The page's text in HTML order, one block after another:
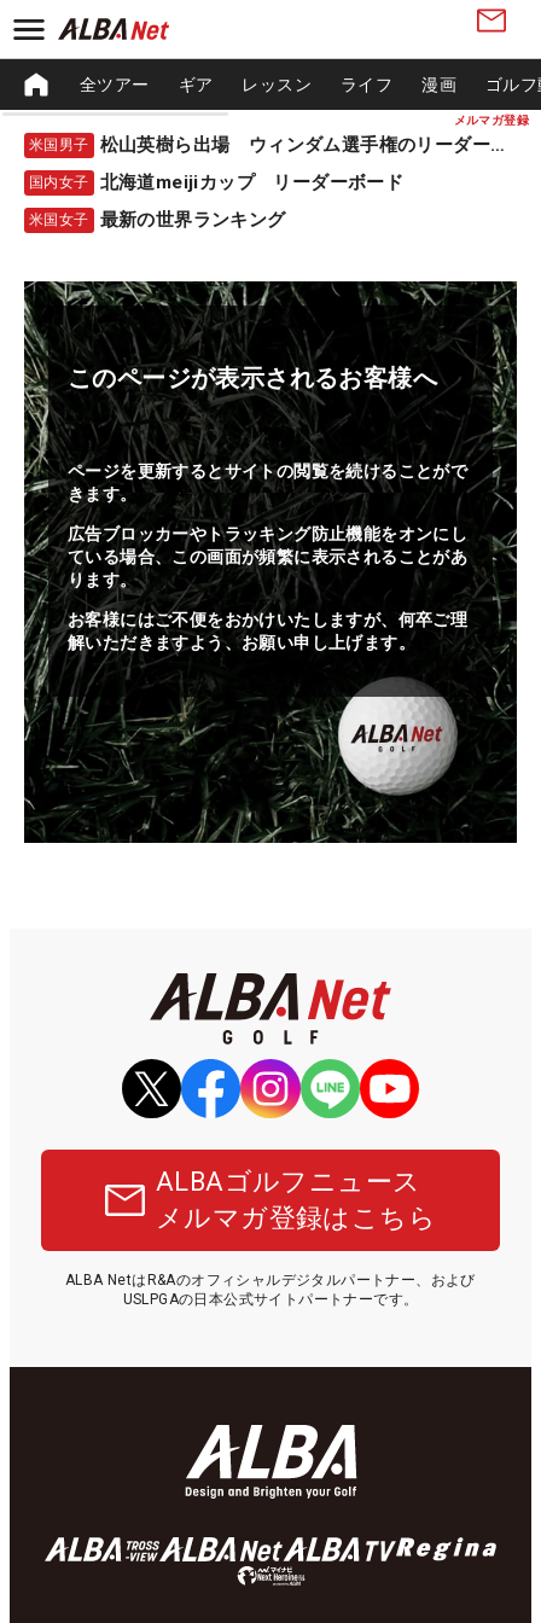
メルマガ登録
全ツアー ギア レッスン ライフ 漫画 ゴル
米国男子 松山英樹ら出場 ウィンダム選手権のリーダーボード
国内女子 北海道meijiカップ リーダーボード
米国女子 最新の世界ランキング
このページが表示されるお客様へ
ページを更新するとサイトの閲覧を続けることがで
きます。
広告ブロッカーやトラッキング防止機能をオンにし
ている場合、この画面が頻繁に表示されることがあ
ります。
お客様にはご不便をおかけいたしますが、何卒ご理
解いただきますよう、お願い申し上げます。
ALBAゴルフニュース
メルマガ登録はこちら
ALBA NetはR&Aのオフィシャルデジタルパートナー、および
USLPGAの日本公式サイトパートナーです。